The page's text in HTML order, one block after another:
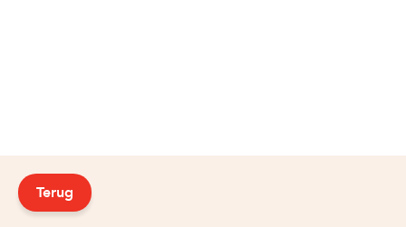
Terug